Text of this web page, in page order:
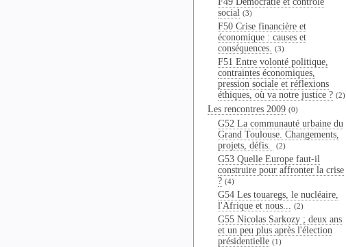
social (3)
F50 Crise financière et
économique : causes et
conséquences. (3)
F51 Entre volonté politique,
contraintes économiques,
pression sociale et réflexions
éthiques, où va notre justice ? (2)
Les rencontres 2009 (0)
G52 La communauté urbaine du
Grand Toulouse. Changements,
projets, défis.
(2)
G53 Quelle Europe faut-il
construire pour affronter la crise
? (4)
G54 Les touaregs, le nucléaire,
l'Afrique et nous... (2)
G55 Nicolas Sarkozy ; deux ans
et un peu plus après l'élection
présidentielle (1)